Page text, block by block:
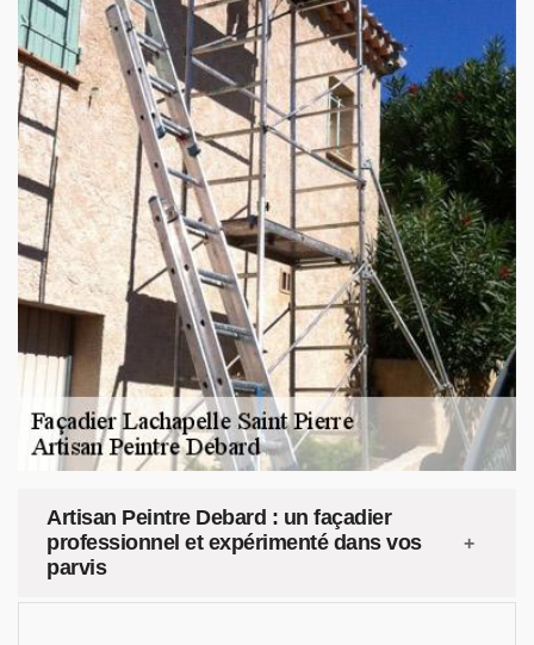
Artisan Peintre Debard : un façadier
professionnel et expérimenté dans vos
parvis